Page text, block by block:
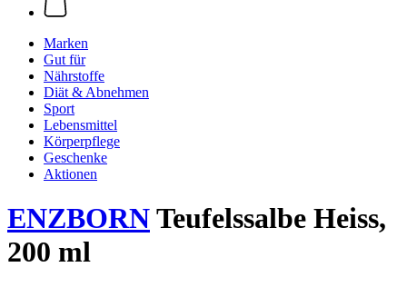
Marken
Gut für
Nährstoffe
Diät & Abnehmen
Sport
Lebensmittel
Körperpflege
Geschenke
Aktionen
ENZBORNTeufelssalbe Heiss,
200 ml